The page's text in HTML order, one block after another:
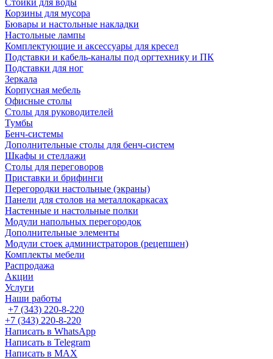
Стойки для воды
Корзины для мусора
Бювары и настольные накладки
Настольные лампы
Комплектующие и аксессуары для кресел
Подставки и кабель-каналы под оргтехнику и ПК
Подставки для ног
Зеркала
Корпусная мебель
Офисные столы
Столы для руководителей
Тумбы
Бенч-системы
Дополнительные столы для бенч-систем
Шкафы и стеллажи
Столы для переговоров
Приставки и брифинги
Перегородки настольные (экраны)
Панели для столов на металлокаркасах
Настенные и настольные полки
Модули напольных перегородок
Дополнительные элементы
Модули стоек администраторов (рецепшен)
Комплекты мебели
Распродажа
Акции
Услуги
Наши работы
+7 (343) 220-8-220
+7 (343) 220-8-220
Написать в WhatsApp
Написать в Telegram
Написать в MAX